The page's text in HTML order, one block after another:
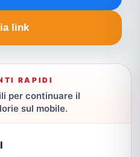
link
RAPIDI
per continuare il
sul mobile.